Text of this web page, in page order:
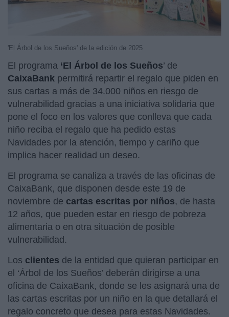
'El Árbol de los Sueños' de la edición de 2025
El programa ‘El Árbol de los Sueños’ de
CaixaBank permitirá repartir el regalo que piden en
sus cartas a más de 34.000 niños en riesgo de
vulnerabilidad gracias a una iniciativa solidaria que
pone el foco en los valores que conlleva que cada
niño reciba el regalo que ha pedido estas
Navidades por la atención, tiempo y cariño que
implica hacer realidad un deseo.
El programa se canaliza a través de las oficinas de
CaixaBank, que disponen desde este 19 de
noviembre de cartas escritas por niños, de hasta
12 años, que pueden estar en riesgo de pobreza
alimentaria o en otra situación de posible
vulnerabilidad.
Los clientes de la entidad que quieran participar en
el ‘Árbol de los Sueños’ deberán dirigirse a una
oficina de CaixaBank, donde se les asignará una de
las cartas escritas por un niño en la que detallará el
regalo concreto que desea para estas Navidades.